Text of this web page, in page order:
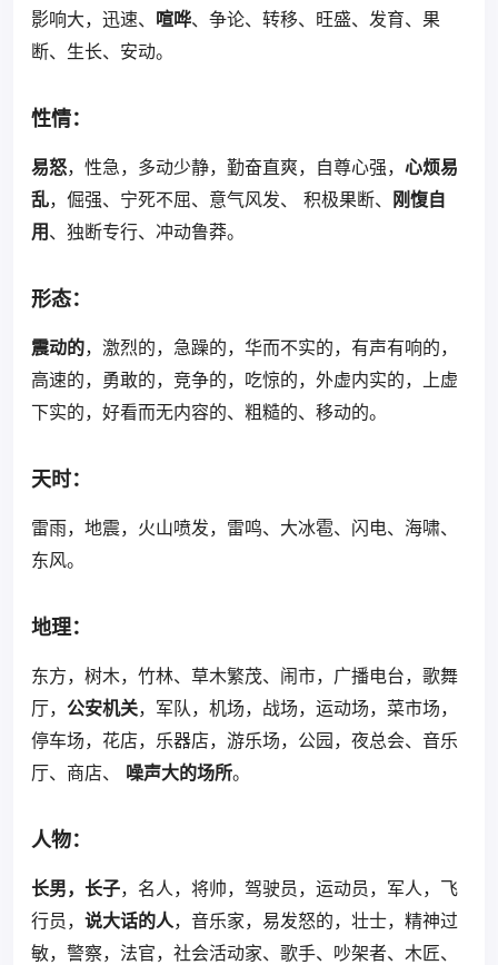
影响大，迅速、 喧哗、争论、转移、旺盛、发育、果
断、生长、安动。
性情：
易怒，性急，多动少静，勤奋直爽，自尊心强， 心烦易
乱，倔强、宁死不屈、意气风发、 积极果断、
刚愎自
用 、独断专行、冲动鲁莽。
形态：
震动的，激烈的，急躁的，华而不实的，有声有响的，
高速的，勇敢的，竞争的，吃惊的，外虚内实的，上虚
下实的，好看而无内容的、粗糙的、移动的。
天时：
雷雨，地震，火山喷发，雷鸣、大冰雹、闪电、海啸、
东风。
地理：
东方，树木，竹林、草木繁茂、闹市，广播电台，歌舞
厅， 公安机关，军队，机场，战场，运动场，菜市场，
停车场，花店，乐器店，游乐场，公园，夜总会、音乐
厅、商店、 噪声大的场所。
人物：
长男，长子，名人，将帅，驾驶员，运动员，军人，飞
行员， 说大话的人，音乐家，易发怒的，壮士，精神过
敏，警察，法官，社会活动家、歌手、吵架者、木匠、